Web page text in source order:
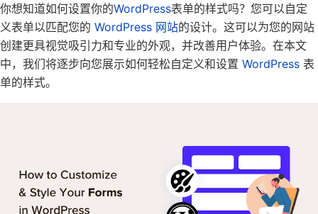
你想知道如何设置你的WordPress表单的样式吗？ 您可以自定
义表单以匹配您的 WordPress 网站的设计。这可以为您的网站
创建更具视觉吸引力和专业的外观，并改善用户体验。 在本文
中，我们将逐步向您展示如何轻松自定义和设置 WordPress 表
单的样式。